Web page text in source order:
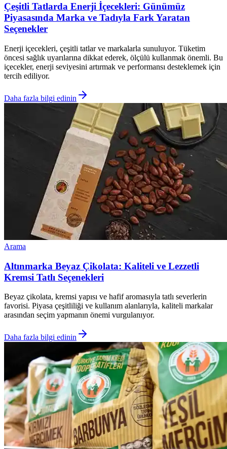
Çeşitli Tatlarda Enerji İçecekleri: Günümüz
Piyasasında Marka ve Tadıyla Fark Yaratan
Seçenekler
Enerji içecekleri, çeşitli tatlar ve markalarla sunuluyor. Tüketim
öncesi sağlık uyarılarına dikkat ederek, ölçülü kullanmak önemli. Bu
içecekler, enerji seviyesini artırmak ve performansı desteklemek için
tercih ediliyor.
Daha fazla bilgi edinin
Arama
Altınmarka Beyaz Çikolata: Kaliteli ve Lezzetli
Kremsi Tatlı Seçenekleri
Beyaz çikolata, kremsi yapısı ve hafif aromasıyla tatlı severlerin
favorisi. Piyasa çeşitliliği ve kullanım alanlarıyla, kaliteli markalar
arasından seçim yapmanın önemi vurgulanıyor.
Daha fazla bilgi edinin